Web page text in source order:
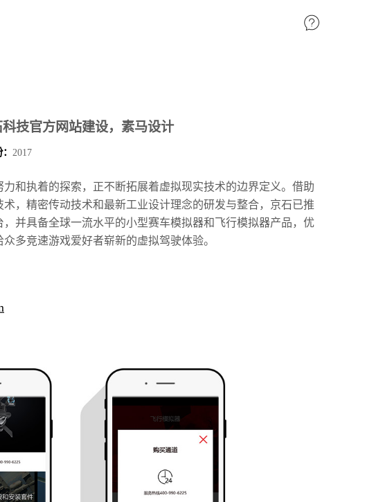
技官方网站建设，素马设计
2017
力和执着的探索，正不断拓展着虚拟现实技术的边界定义。借助
术，精密传动技术和最新工业设计理念的研发与整合，京石已推
，并具备全球一流水平的小型赛车模拟器和飞行模拟器产品，优
多竞速游戏爱好者崭新的虚拟驾驶体验。